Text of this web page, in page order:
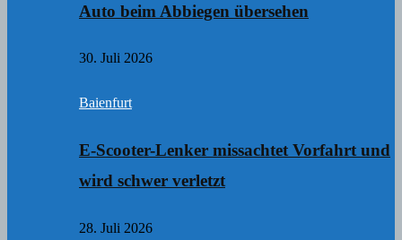
Auto beim Abbiegen übersehen
30. Juli 2026
Baienfurt
E-Scooter-Lenker missachtet Vorfahrt und
wird schwer verletzt
28. Juli 2026